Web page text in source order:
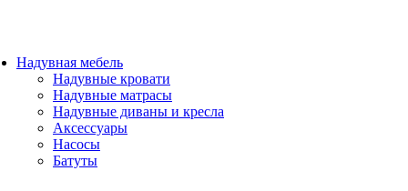
Надувная мебель
Надувные кровати
Надувные матрасы
Надувные диваны и кресла
Аксессуары
Насосы
Батуты